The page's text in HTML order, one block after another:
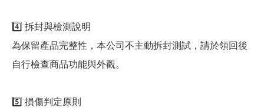
4️⃣ 拆封與檢測說明
為保留產品完整性，本公司不主動拆封測試，請於領回後
自行檢查商品功能與外觀。
5️⃣ 損傷判定原則